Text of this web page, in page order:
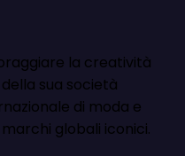
la creatività
sua società
di moda e
globali iconici.